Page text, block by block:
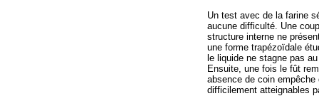
Un test avec de la farine
aucune difficulté. Une
structure interne ne
une forme trapézoïdale
le liquide ne stagne pas
Ensuite, une fois le fût
absence de coin empêche
difficilement atteignables